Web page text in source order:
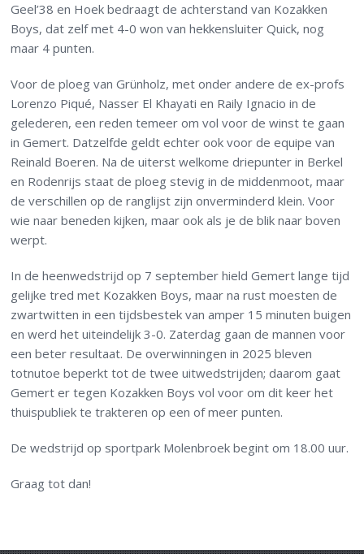
Geel’38 en Hoek bedraagt de achterstand van Kozakken
Boys, dat zelf met 4-0 won van hekkensluiter Quick, nog
maar 4 punten.
Voor de ploeg van Grünholz, met onder andere de ex-profs
Lorenzo Piqué, Nasser El Khayati en Raily Ignacio in de
gelederen, een reden temeer om vol voor de winst te gaan
in Gemert. Datzelfde geldt echter ook voor de equipe van
Reinald Boeren. Na de uiterst welkome driepunter in Berkel
en Rodenrijs staat de ploeg stevig in de middenmoot, maar
de verschillen op de ranglijst zijn onverminderd klein. Voor
wie naar beneden kijken, maar ook als je de blik naar boven
werpt.
In de heenwedstrijd op 7 september hield Gemert lange tijd
gelijke tred met Kozakken Boys, maar na rust moesten de
zwartwitten in een tijdsbestek van amper 15 minuten buigen
en werd het uiteindelijk 3-0. Zaterdag gaan de mannen voor
een beter resultaat. De overwinningen in 2025 bleven
totnutoe beperkt tot de twee uitwedstrijden; daarom gaat
Gemert er tegen Kozakken Boys vol voor om dit keer het
thuispubliek te trakteren op een of meer punten.
De wedstrijd op sportpark Molenbroek begint om 18.00 uur.
Graag tot dan!